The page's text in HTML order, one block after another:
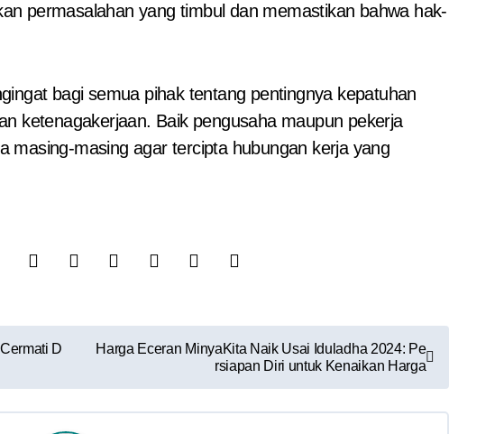
permasalahan yang timbul dan memastikan bahwa hak-
bagi semua pihak tentang pentingnya kepatuhan
ketenagakerjaan. Baik pengusaha maupun pekerja
masing-masing agar tercipta hubungan kerja yang
D
Harga Eceran MinyaKita Naik Usai Iduladha 2024: Pe
rsiapan Diri untuk Kenaikan Harga